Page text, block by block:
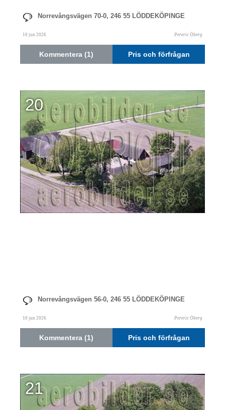
Norrevångsvägen 70-0, 246 55 LÖDDEKÖPINGE
10 jun 2026 Pereric Öberg
Kommentera (1) Pris och förfrågan
20
Norrevångsvägen 56-0, 246 55 LÖDDEKÖPINGE
10 jun 2026 Pereric Öberg
Kommentera (1) Pris och förfrågan
21